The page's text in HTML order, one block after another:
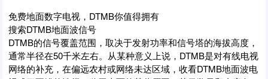
免费地面数字电视，DTMB你值得拥有
搜索DTMB地面波信号
DTMB的信号覆盖范围，取决于发射功率和信号塔的海拔高度，
通常半径在50千米左右。从某种意义上说，DTMB是对有线电视
网络的补充，在偏远农村或网络未达区域，收看DTMB地面波电